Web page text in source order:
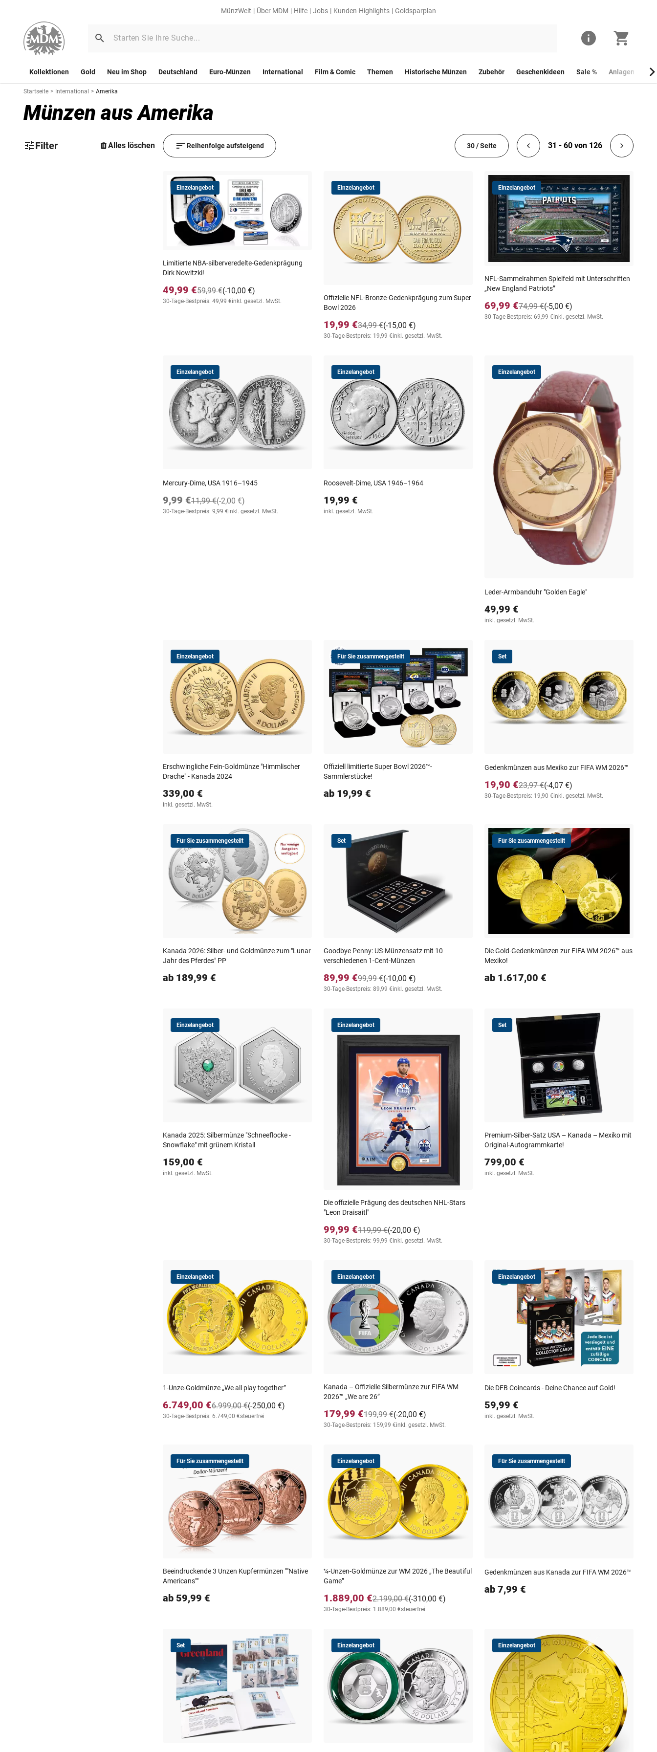
MünzWelt Über MDM Hilfe Jobs Kunden-Highlights Goldsparplan
Kollektionen Gold Neu im Shop Deutschland Euro-Münzen International Film & Comic Themen Historische Münzen Zubehör Geschenkideen Sale % Anlagemünzen
Startseite > International > Amerika
Münzen aus Amerika
Filter Alles löschen Reihenfolge aufsteigend 30 / Seite 31 - 60 von 126
Einzelangebot
Limitierte NBA-silberveredelte-Gedenkprägung
Dirk Nowitzki!
49,99 € (-10,00 €)
59,99 €
30-Tage-Bestpreis: 49,99 €inkl. gesetzl. MwSt.
Einzelangebot
Offizielle NFL-Bronze-Gedenkprägung zum Super
Bowl 2026
19,99 € (-15,00 €)
34,99 €
30-Tage-Bestpreis: 19,99 €inkl. gesetzl. MwSt.
Einzelangebot
NFL-Sammelrahmen Spielfeld mit Unterschriften
„New England Patriots”
69,99 € (-5,00 €)
74,99 €
30-Tage-Bestpreis: 69,99 €inkl. gesetzl. MwSt.
Einzelangebot
Mercury-Dime, USA 1916–1945
9,99 € (-2,00 €)
11,99 €
30-Tage-Bestpreis: 9,99 €inkl. gesetzl. MwSt.
Einzelangebot
Roosevelt-Dime, USA 1946–1964
19,99 €
inkl. gesetzl. MwSt.
Einzelangebot
Leder-Armbanduhr "Golden Eagle"
49,99 €
inkl. gesetzl. MwSt.
Einzelangebot
Erschwingliche Fein-Goldmünze "Himmlischer
Drache" - Kanada 2024
339,00 €
inkl. gesetzl. MwSt.
Für Sie zusammengestellt
Offiziell limitierte Super Bowl 2026™-
Sammlerstücke!
ab 19,99 €
Set
Gedenkmünzen aus Mexiko zur FIFA WM 2026™
19,90 € (-4,07 €)
23,97 €
30-Tage-Bestpreis: 19,90 €inkl. gesetzl. MwSt.
Für Sie zusammengestellt
Kanada 2026: Silber- und Goldmünze zum "Lunar
Jahr des Pferdes" PP
ab 189,99 €
Set
Goodbye Penny: US-Münzensatz mit 10
verschiedenen 1-Cent-Münzen
89,99 € (-10,00 €)
99,99 €
30-Tage-Bestpreis: 89,99 €inkl. gesetzl. MwSt.
Für Sie zusammengestellt
Die Gold-Gedenkmünzen zur FIFA WM 2026™ aus
Mexiko!
ab 1.617,00 €
Einzelangebot
Kanada 2025: Silbermünze "Schneeflocke -
Snowflake" mit grünem Kristall
159,00 €
inkl. gesetzl. MwSt.
Einzelangebot
Die offizielle Prägung des deutschen NHL-Stars
"Leon Draisaitl"
99,99 € (-20,00 €)
119,99 €
30-Tage-Bestpreis: 99,99 €inkl. gesetzl. MwSt.
Set
Premium-Silber-Satz USA – Kanada – Mexiko mit
Original-Autogrammkarte!
799,00 €
inkl. gesetzl. MwSt.
Einzelangebot
1-Unze-Goldmünze „We all play together”
6.749,00 € (-250,00 €)
6.999,00 €
30-Tage-Bestpreis: 6.749,00 €steuerfrei
Einzelangebot
Kanada – Offizielle Silbermünze zur FIFA WM
2026™ „We are 26”
179,99 € (-20,00 €)
199,99 €
30-Tage-Bestpreis: 159,99 €inkl. gesetzl. MwSt.
Einzelangebot
Die DFB Coincards - Deine Chance auf Gold!
59,99 €
inkl. gesetzl. MwSt.
Für Sie zusammengestellt
Beeindruckende 3 Unzen Kupfermünzen ""Native
Americans""
ab 59,99 €
Einzelangebot
¼-Unzen-Goldmünze zur WM 2026 „The Beautiful
Game”
1.889,00 € (-310,00 €)
2.199,00 €
30-Tage-Bestpreis: 1.889,00 €steuerfrei
Für Sie zusammengestellt
Gedenkmünzen aus Kanada zur FIFA WM 2026™
ab 7,99 €
Set Einzelangebot Einzelangebot